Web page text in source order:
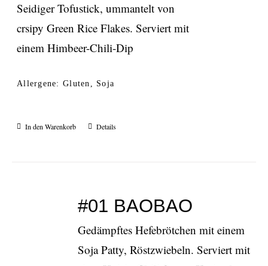
Seidiger Tofustick, ummantelt von
crsipy Green Rice Flakes. Serviert mit
einem Himbeer-Chili-Dip
Allergene: Gluten, Soja
In den Warenkorb Details
#01 BAOBAO
Gedämpftes Hefebrötchen mit einem
Soja Patty, Röstzwiebeln. Serviert mit